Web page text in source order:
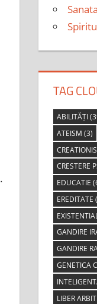
TAG
ABILITĂȚI
ATEISM (3)
CRESTERE
EDUCATIE
EREDITATE
GANDIRE
GANDIRE
GENETICA
LIBER